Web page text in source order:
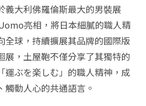
義大利佛羅倫斯最大的男裝展
亮相，將日本細膩的職人精
全球，持續擴展其品牌的國際版
展，土屋鞄不僅分享了其獨特的
運ぶを楽しむ」的職人精神，成
觸動人心的共通語言。